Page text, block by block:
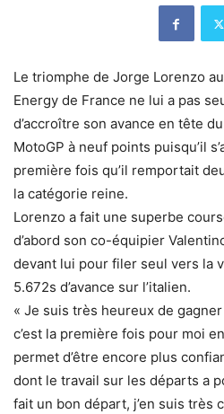
Le triomphe de Jorge Lorenzo
Energy de France ne lui a pas
d’accroître son avance en tête
MotoGP à neuf points puisqu’il
première fois qu’il remportait
la catégorie reine.
Lorenzo a fait une superbe
d’abord son co-équipier
devant lui pour filer seul vers la
5.672s d’avance sur l’italien.
« Je suis très heureux de
c’est la première fois pour moi
permet d’être encore plus
dont le travail sur les départs a
fait un bon départ, j’en suis très